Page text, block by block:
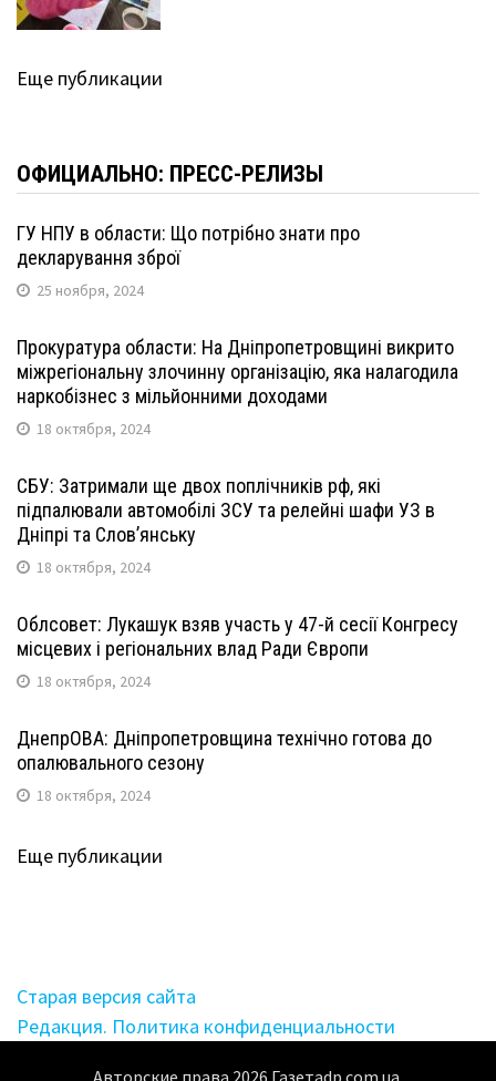
Еще публикации
ОФИЦИАЛЬНО: ПРЕСС-РЕЛИЗЫ
ГУ НПУ в области: Що потрібно знати про
декларування зброї
25 ноября, 2024
Прокуратура области: На Дніпропетровщині викрито
міжрегіональну злочинну організацію, яка налагодила
наркобізнес з мільйонними доходами
18 октября, 2024
СБУ: Затримали ще двох поплічників рф, які
підпалювали автомобілі ЗСУ та релейні шафи УЗ в
Дніпрі та Слов’янську
18 октября, 2024
Облсовет: Лукашук взяв участь у 47-й сесії Конгресу
місцевих і регіональних влад Ради Європи
18 октября, 2024
ДнепрОВА: Дніпропетровщина технічно готова до
опалювального сезону
18 октября, 2024
Еще публикации
Старая версия сайта
Редакция. Политика конфиденциальности
Авторские права 2026 Газетаdp.com.ua.